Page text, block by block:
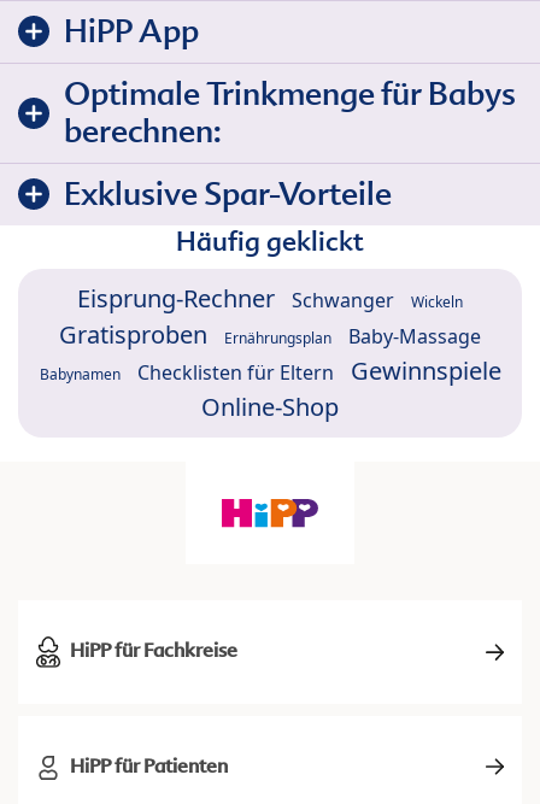
HiPP App
Optimale Trinkmenge für Babys
berechnen:
Exklusive Spar-Vorteile
Häufig geklickt
Eisprung-Rechner Schwanger Wickeln
Gratisproben Ernährungsplan Baby-Massage
Babynamen Checklisten für Eltern
Gewinnspiele
Online-Shop
HiPP für Fachkreise
HiPP für Patienten